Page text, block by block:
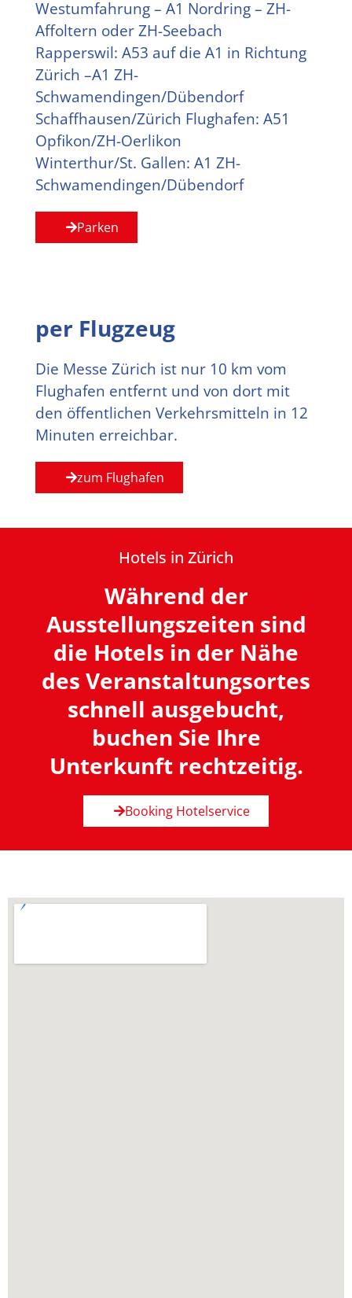
Westumfahrung – A1 Nordring – ZH-
Affoltern oder ZH-Seebach
Rapperswil: A53 auf die A1 in Richtung
Zürich –A1 ZH-
Schwamendingen/Dübendorf
Schaffhausen/Zürich Flughafen: A51
Opfikon/ZH-Oerlikon
Winterthur/St. Gallen: A1 ZH-
Schwamendingen/Dübendorf
Parken
per Flugzeug
Die Messe Zürich ist nur 10 km vom
Flughafen entfernt und von dort mit
den öffentlichen Verkehrsmitteln in 12
Minuten erreichbar.
zum Flughafen
Hotels in Zürich
Während der
Ausstellungszeiten sind
die Hotels in der Nähe
des Veranstaltungsortes
schnell ausgebucht,
buchen Sie Ihre
Unterkunft rechtzeitig.
Booking Hotelservice